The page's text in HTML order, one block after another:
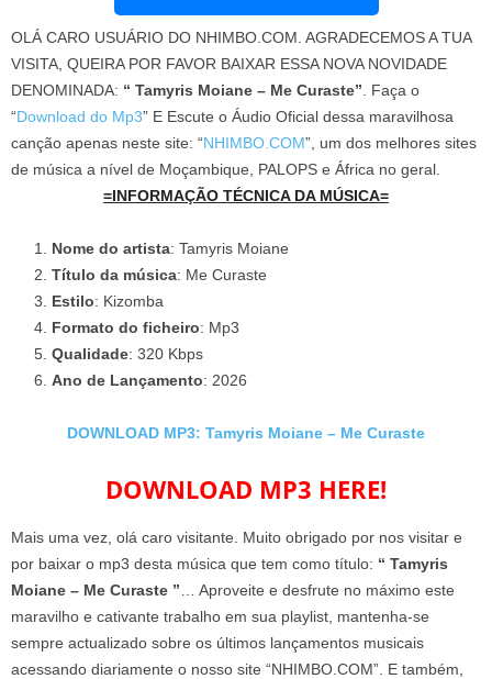
OLÁ CARO USUÁRIO DO NHIMBO.COM. AGRADECEMOS A TUA
VISITA, QUEIRA POR FAVOR BAIXAR ESSA NOVA NOVIDADE
DENOMINADA: “ Tamyris Moiane – Me Curaste” . Faça o
“Download do Mp3” E Escute o Áudio Oficial dessa maravilhosa
canção apenas neste site: “NHIMBO.COM”, um dos melhores sites
de música a nível de Moçambique, PALOPS e África no geral.
=INFORMAÇÃO TÉCNICA DA MÚSICA=
Nome do artista: Tamyris Moiane
Título da música: Me Curaste
Estilo: Kizomba
Formato do ficheiro: Mp3
Qualidade: 320 Kbps
Ano de Lançamento: 2026
DOWNLOAD MP3: Tamyris Moiane – Me Curaste
DOWNLOAD MP3 HERE!
Mais uma vez, olá caro visitante. Muito obrigado por nos visitar e
por baixar o mp3 desta música que tem como título: “ Tamyris
Moiane – Me Curaste ” … Aproveite e desfrute no máximo este
maravilho e cativante trabalho em sua playlist, mantenha-se
sempre actualizado sobre os últimos lançamentos musicais
acessando diariamente o nosso site “NHIMBO.COM”. E também,